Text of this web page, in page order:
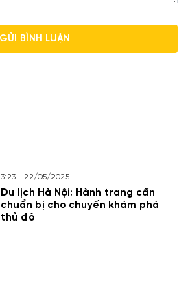
3:23 - 22/05/2025
Du lịch Hà Nội: Hành trang cần
chuẩn bị cho chuyến khám phá
thủ đô